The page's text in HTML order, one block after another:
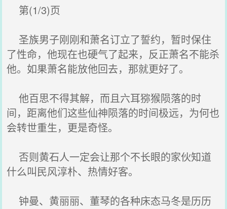
第(1/3)页
圣族男子刚刚和萧名订立了誓约，暂时保住
了性命，他现在也硬气了起来，反正萧名不能杀
他。如果萧名能放他回去，那就更好了。
他百思不得其解，而且六耳猕猴陨落的时
间，距离他们这些仙神陨落的时间极远，为何也
会转世重生，更是奇怪。
否则黄石人一定会让那个不长眼的家伙知道
什么叫民风淳朴、热情好客。
钟曼、黄丽丽、董琴的各种床态马冬是历历